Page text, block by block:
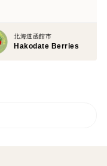
北海道函館市
Hakodate Berries